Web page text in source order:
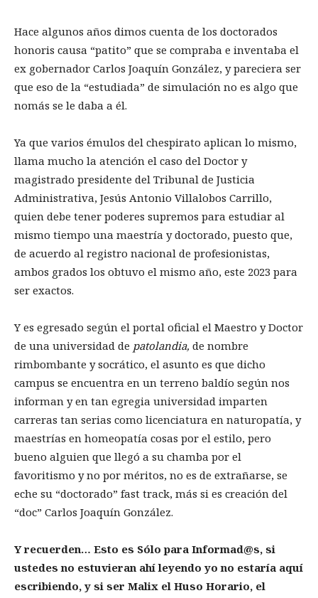
Hace algunos años dimos cuenta de los doctorados
honoris causa “patito” que se compraba e inventaba el
ex gobernador Carlos Joaquín González, y pareciera ser
que eso de la “estudiada” de simulación no es algo que
nomás se le daba a él.
Ya que varios émulos del chespirato aplican lo mismo,
llama mucho la atención el caso del Doctor y
magistrado presidente del Tribunal de Justicia
Administrativa, Jesús Antonio Villalobos Carrillo,
quien debe tener poderes supremos para estudiar al
mismo tiempo una maestría y doctorado, puesto que,
de acuerdo al registro nacional de profesionistas,
ambos grados los obtuvo el mismo año, este 2023 para
ser exactos.
Y es egresado según el portal oficial el Maestro y Doctor
de una universidad de patolandia, de nombre
rimbombante y socrático, el asunto es que dicho
campus se encuentra en un terreno baldío según nos
informan y en tan egregia universidad imparten
carreras tan serias como licenciatura en naturopatía, y
maestrías en homeopatía cosas por el estilo, pero
bueno alguien que llegó a su chamba por el
favoritismo y no por méritos, no es de extrañarse, se
eche su “doctorado” fast track, más si es creación del
“doc” Carlos Joaquín González.
Y recuerden… Esto es Sólo para Informad@s, si
ustedes no estuvieran ahí leyendo yo no estaría aquí
escribiendo, y si ser Malix el Huso Horario, el